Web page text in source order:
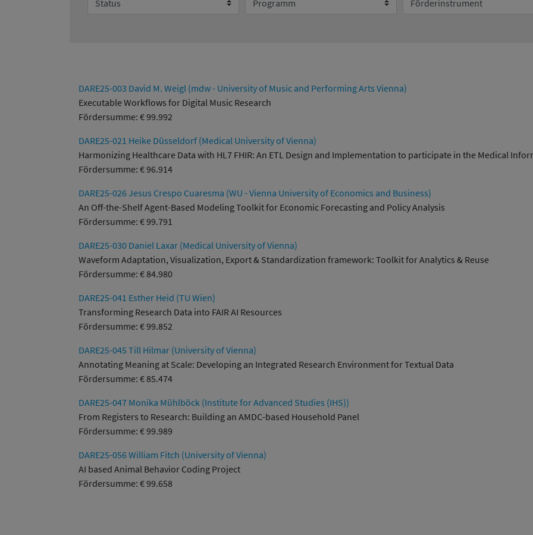
Umweltsystemforschung
DARE25-003 David M. Weigl (mdw - University of Music and Performing Arts Vienna)
Executable Workflows for Digital Music Research
Fördersumme: € 99.992
DARE25-021 Heike Düsseldorf (Medical University of Vienna)
Harmonizing Healthcare Data with HL7 FHIR: An ETL Design and Implementation to participate in the Medical
Fördersumme: € 96.914
DARE25-026 Jesus Crespo Cuaresma (WU - Vienna University of Economics and Business)
An Off-the-Shelf Agent-Based Modeling Toolkit for Economic Forecasting and Policy Analysis
Fördersumme: € 99.791
DARE25-030 Daniel Laxar (Medical University of Vienna)
Waveform Adaptation, Visualization, Export & Standardization framework: Toolkit for Analytics & Reuse
Fördersumme: € 84.980
DARE25-041 Esther Heid (TU Wien)
Transforming Research Data into FAIR AI Resources
Fördersumme: € 99.852
DARE25-045 Till Hilmar (University of Vienna)
Annotating Meaning at Scale: Developing an Integrated Research Environment for Textual Data
Fördersumme: € 85.474
DARE25-047 Monika Mühlböck (Institute for Advanced Studies (IHS))
From Registers to Research: Building an AMDC-based Household Panel
Fördersumme: € 99.989
DARE25-056 William Fitch (University of Vienna)
AI based Animal Behavior Coding Project
Fördersumme: € 99.658